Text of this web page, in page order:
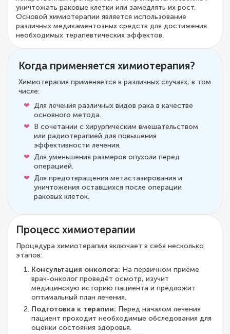
уничтожать раковые клетки или замедлять их рост.
Основой химиотерапии является использование
различных медикаментозных средств для достижения
необходимых терапевтических эффектов.
Когда применяется химиотерапия?
Химиотерапия применяется в различных случаях, в том
числе:
Для лечения различных видов рака в качестве
основного метода.
В сочетании с хирургическим вмешательством
или радиотерапией для повышения
эффективности лечения.
Для уменьшения размеров опухоли перед
операцией.
Для предотвращения метастазирования и
уничтожения оставшихся после операции
раковых клеток.
Процесс химиотерапии
Процедура химиотерапии включает в себя несколько
этапов:
Консультация онколога: На первичном приёме
врач-онколог проведёт осмотр, изучит
медицинскую историю пациента и предложит
оптимальный план лечения.
Подготовка к терапии: Перед началом лечения
пациент проходит необходимые обследования для
оценки состояния здоровья.